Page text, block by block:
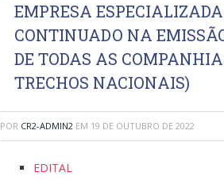
EMPRESA
CONTINUADO NA
DE TODAS AS
TRECHOS NACIONAIS)
POR CR2-ADMIN2 EM 19 DE OUTUBRO DE 2022
EDITAL